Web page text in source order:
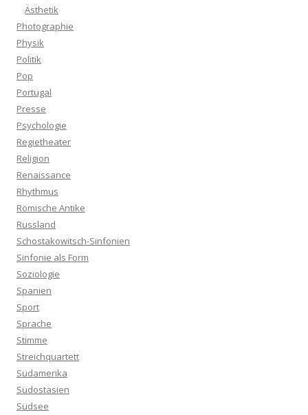
Ästhetik
Photographie
Physik
Politik
Pop
Portugal
Presse
Psychologie
Regietheater
Religion
Renaissance
Rhythmus
Römische Antike
Russland
Schostakowitsch-Sinfonien
Sinfonie als Form
Soziologie
Spanien
Sport
Sprache
Stimme
Streichquartett
Südamerika
Südostasien
Südsee